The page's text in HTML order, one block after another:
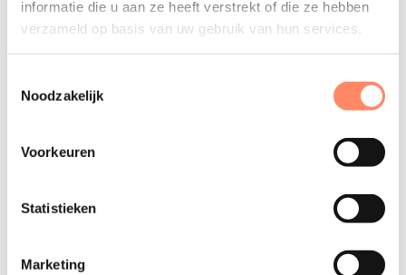
informatie die u aan ze heeft verstrekt of die ze hebben
verzameld op basis van uw gebruik van hun services.
Noodzakelijk
Voorkeuren
Statistieken
Marketing
Telefoonnummer
Welke cursus?